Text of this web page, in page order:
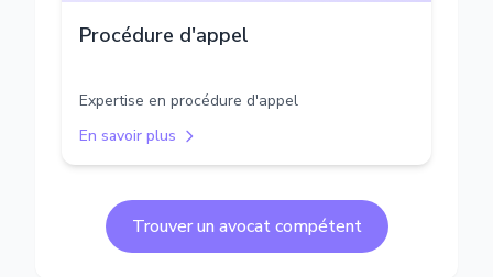
Procédure d'appel
Expertise en procédure d'appel
En savoir plus
Trouver un avocat compétent